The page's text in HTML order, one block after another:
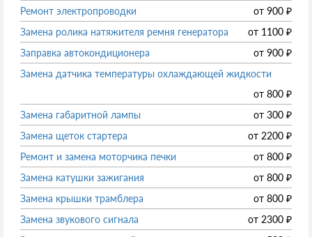
Ремонт электропроводки
от 900 ₽
Замена ролика натяжителя ремня генератора
от 1100 ₽
Заправка автокондиционера
от 900 ₽
Замена датчика температуры охлаждающей жидкости
от 800 ₽
Замена габаритной лампы
от 300 ₽
Замена щеток стартера
от 2200 ₽
Ремонт и замена моторчика печки
от 800 ₽
Замена катушки зажигания
от 800 ₽
Замена крышки трамблера
от 800 ₽
Замена звукового сигнала
от 2300 ₽